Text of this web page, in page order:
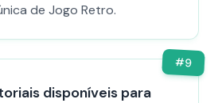
de Jogo Retro.
#9
disponíveis para